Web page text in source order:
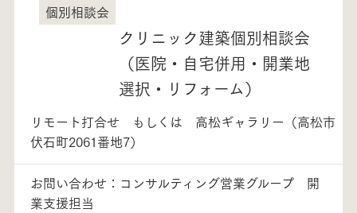
徳島県
個別相談会
クリニック建築個別相談会
（医院・自宅併用・開業地
選択・リフォーム）
リモート打合せ もしくは 高松ギャラリー（高松市
伏石町2061番地7）
お問い合わせ：コンサルティング営業グループ 開
業支援担当